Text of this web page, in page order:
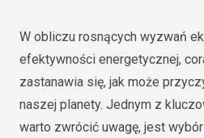
W obliczu rosnących wyzwań
efektywności energetycznej,
zastanawia się, jak może
naszej planety. Jednym z
warto zwrócić uwagę, jest